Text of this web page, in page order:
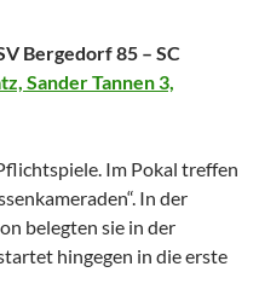
Bergedorf 85 – SC
Sander Tannen 3,
Im Pokal treffen
In der
belegten sie in der
hingegen in die erste